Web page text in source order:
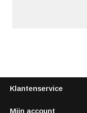
Klantenservice
Mijn account